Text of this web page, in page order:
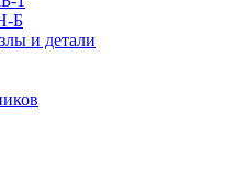
Б
и детали